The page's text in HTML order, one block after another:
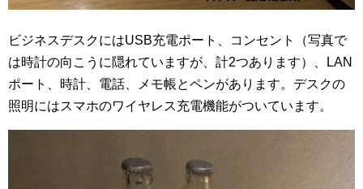
ビジネスデスクにはUSB充電ポート、コンセント（写真で
は時計の向こうに隠れていますが、計2つあります）、LAN
ポート、時計、電話、メモ帳とペンがあります。デスクの
照明にはスマホのワイヤレス充電機能がついています。